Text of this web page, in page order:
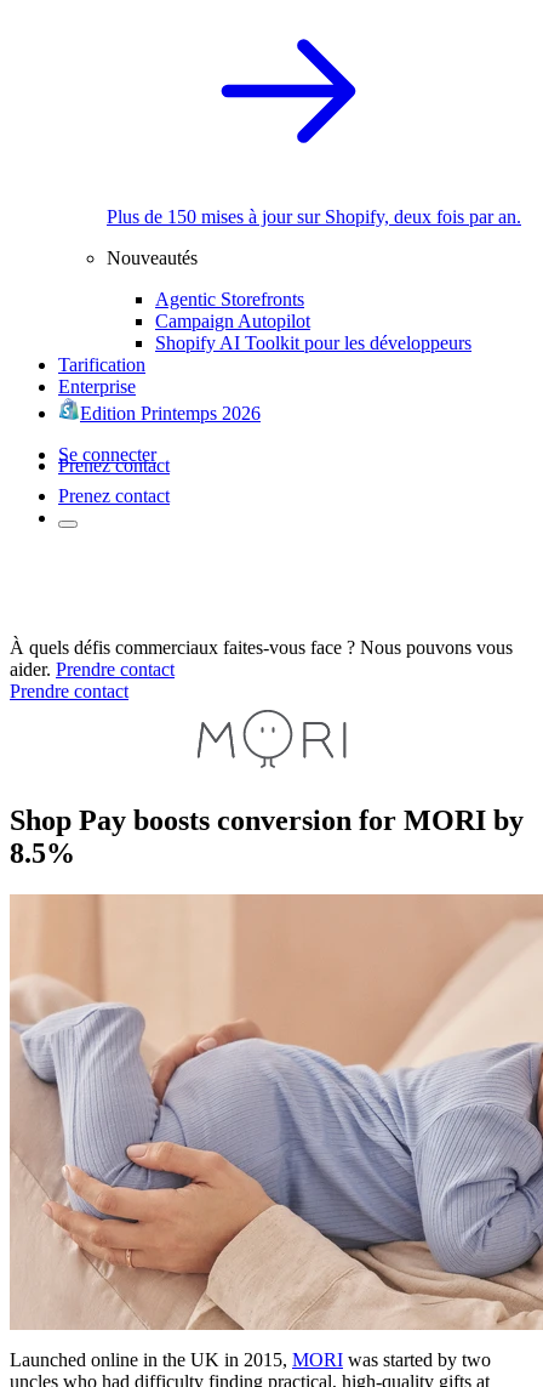
Plus de 150 mises à jour sur Shopify, deux fois par an.
Nouveautés
Agentic Storefronts
Campaign Autopilot
Shopify AI Toolkit pour les développeurs
Tarification
Enterprise
Edition Printemps 2026
Se connecter
Prenez contact
Prenez contact
À quels défis commerciaux faites-vous face ? Nous pouvons vous
aider. Prendre contact
Prendre contact
Shop Pay boosts conversion for MORI by
8.5%
Launched online in the UK in 2015, MORI was started by two
uncles who had difficulty finding practical, high-quality gifts at